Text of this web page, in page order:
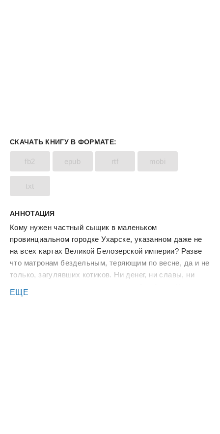
СКАЧАТЬ КНИГУ В ФОРМАТЕ:
fb2 epub rtf mobi
txt
АННОТАЦИЯ
Кому нужен частный сыщик в маленьком
провинциальном городке Ухарске, указанном даже не
на всех картах Великой Белозерской империи? Разве
что матронам бездельным, теряющим по весне, да и не
только, загулявших котиков. Ни денег, ни славы, ни
умерли, жена ушла со скандалом, детей нет, даже кота
ЕЩЕ